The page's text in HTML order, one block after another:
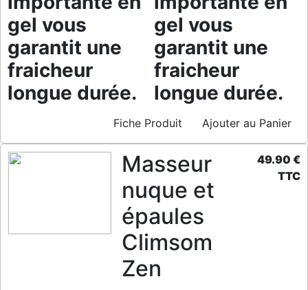
gel vous
garantit une
fraicheur
longue durée.
gel vous
garantit une
fraicheur
longue durée.
Fiche Produit Ajouter au Panier
Masseur
nuque et
épaules
Climsom
Zen
49.90 €
TTC